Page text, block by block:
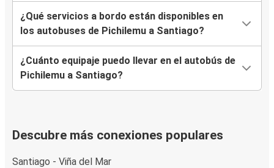
¿Qué servicios a bordo están disponibles en
los autobuses de Pichilemu a Santiago?
¿Cuánto equipaje puedo llevar en el autobús de
Pichilemu a Santiago?
Descubre más conexiones populares
Santiago - Viña del Mar